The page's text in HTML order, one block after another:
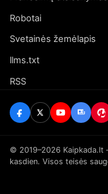
Robotai
Svetainės žemėlapis
llms.txt
RSS
© 2019–2026 Kaipkada.lt
kasdien. Visos teisės